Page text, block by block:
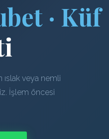
· Küf
veya nemli
İşlem öncesi